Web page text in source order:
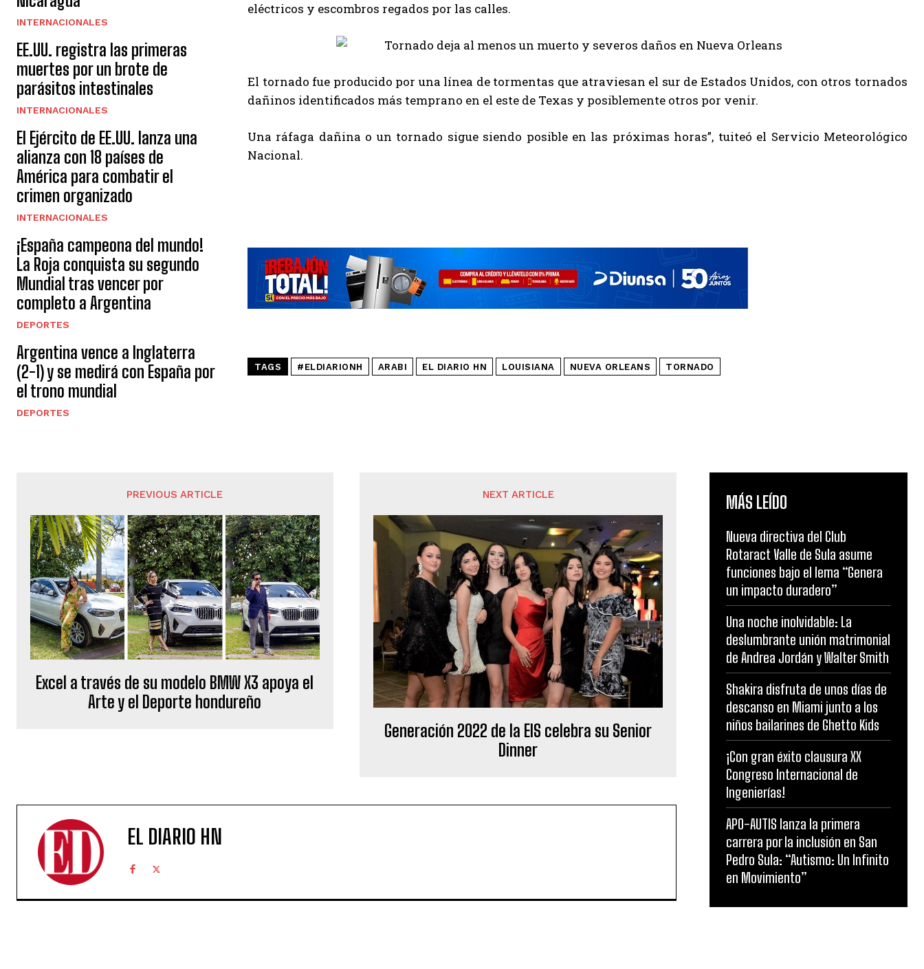
INTERNACIONALES
EE.UU. registra las primeras
muertes por un brote de
parásitos intestinales
INTERNACIONALES
El Ejército de EE.UU. lanza una
alianza con 18 países de
América para combatir el
crimen organizado
INTERNACIONALES
¡España campeona del mundo!
La Roja conquista su segundo
Mundial tras vencer por
completo a Argentina
DEPORTES
Argentina vence a Inglaterra
(2-1) y se medirá con España por
el trono mundial
DEPORTES
eléctricos y escombros regados por las calles.
El tornado fue producido por una línea de tormentas que atraviesan el sur de Estados Unidos, con otros tornados
dañinos identificados más temprano en el este de Texas y posiblemente otros por venir.
Una ráfaga dañina o un tornado sigue siendo posible en las próximas horas”, tuiteó el Servicio Meteorológico
Nacional.
TAGS #ELDIARIONH ARABI EL DIARIO HN LOUISIANA NUEVA ORLEANS TORNADO
PREVIOUS ARTICLE
Excel a través de su modelo BMW X3 apoya el
Arte y el Deporte hondureño
NEXT ARTICLE
Generación 2022 de la EIS celebra su Senior
Dinner
EL DIARIO HN
MÁS LEÍDO
Nueva directiva del Club
Rotaract Valle de Sula asume
funciones bajo el lema “Genera
un impacto duradero”
Una noche inolvidable: La
deslumbrante unión matrimonial
de Andrea Jordán y Walter Smith
Shakira disfruta de unos días de
descanso en Miami junto a los
niños bailarines de Ghetto Kids
¡Con gran éxito clausura XX
Congreso Internacional de
Ingenierías!
APO-AUTIS lanza la primera
carrera por la inclusión en San
Pedro Sula: “Autismo: Un Infinito
en Movimiento”